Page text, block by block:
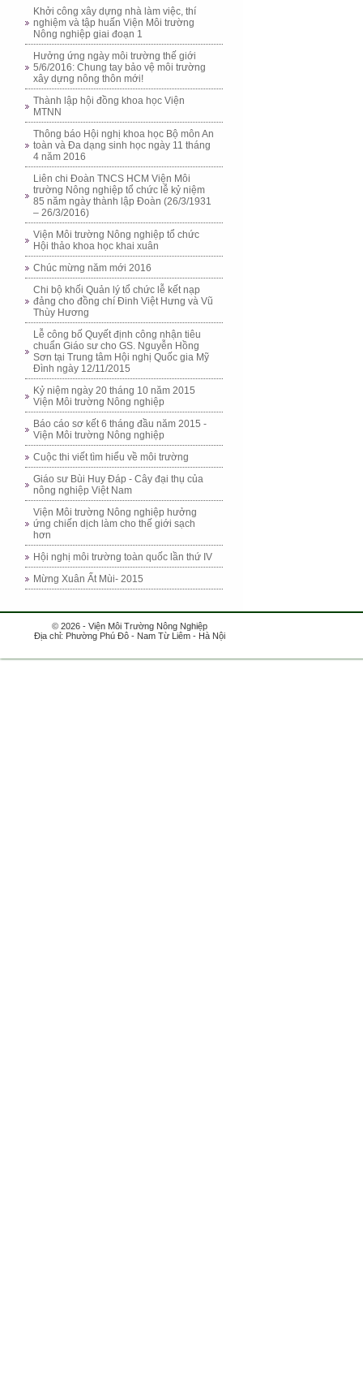
Khởi công xây dựng nhà làm việc, thí
nghiệm và tập huấn Viện Môi trường
Nông nghiệp giai đoạn 1
Hưởng ứng ngày môi trường thế giới
5/6/2016: Chung tay bảo vệ môi trường
xây dựng nông thôn mới!
Thành lập hội đồng khoa học Viện
MTNN
Thông báo Hội nghị khoa học Bộ môn An
toàn và Đa dạng sinh học ngày 11 tháng
4 năm 2016
Liên chi Đoàn TNCS HCM Viện Môi
trường Nông nghiệp tổ chức lễ kỷ niệm
85 năm ngày thành lập Đoàn (26/3/1931
– 26/3/2016)
Viện Môi trường Nông nghiệp tổ chức
Hội thảo khoa học khai xuân
Chúc mừng năm mới 2016
Chi bộ khối Quản lý tổ chức lễ kết nạp
đảng cho đồng chí Đinh Việt Hưng và Vũ
Thùy Hương
Lễ công bố Quyết định công nhận tiêu
chuẩn Giáo sư cho GS. Nguyễn Hồng
Sơn tại Trung tâm Hội nghị Quốc gia Mỹ
Đình ngày 12/11/2015
Kỷ niệm ngày 20 tháng 10 năm 2015
Viện Môi trường Nông nghiệp
Báo cáo sơ kết 6 tháng đầu năm 2015 -
Viện Môi trường Nông nghiệp
Cuộc thi viết tìm hiểu về môi trường
Giáo sư Bùi Huy Đáp - Cây đại thụ của
nông nghiệp Việt Nam
Viện Môi trường Nông nghiệp hưởng
ứng chiến dịch làm cho thế giới sạch
hơn
Hội nghị môi trường toàn quốc lần thứ IV
Mừng Xuân Ất Mùi- 2015
© 2026 - Viện Môi Trường Nông Nghiệp
Địa chỉ: Phường Phú Đô - Nam Từ Liêm - Hà Nội